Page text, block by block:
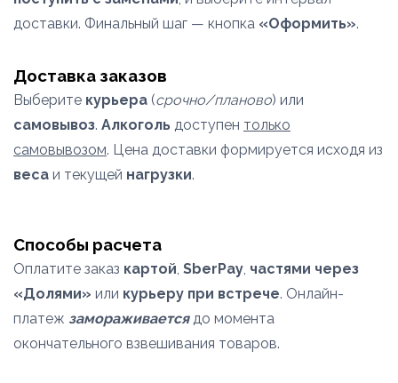
доставки. Финальный шаг — кнопка «Оформить».
Доставка заказов
Выберите курьера (срочно/планово) или
самовывоз. Алкоголь доступен только
самовывозом. Цена доставки формируется исходя из
веса и текущей нагрузки.
Способы расчета
Оплатите заказ картой, SberPay, частями через
«Долями» или курьеру при встрече. Онлайн-
платеж замораживаетсядо момента
окончательного взвешивания товаров.